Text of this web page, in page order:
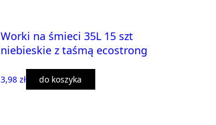
Worki na śmieci 35L 15 szt
niebieskie z taśmą ecostrong
3,98 zł do koszyka